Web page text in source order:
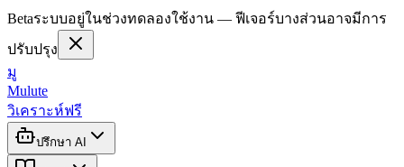
Betaระบบอยู่ในช่วงทดลองใช้งาน — ฟีเจอร์บางส่วนอาจมีการ
ปรับปรุง
มู
Mulute
วิเคราะห์ฟรี
ปรึกษา AI